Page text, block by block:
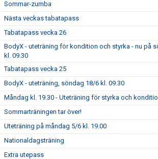
Sommar-zumba
Nästa veckas tabatapass
Tabatapass vecka 26
BodyX - uteträning för kondition och styrka - nu på
kl. 09.30
Tabatapass vecka 25
BodyX - uteträning, söndag 18/6 kl. 09.30
Måndag kl. 19.30 - Uteträning för styrka och
Sommarträningen tar över!
Uteträning på måndag 5/6 kl. 19.00
Nationaldagsträning
Extra utepass